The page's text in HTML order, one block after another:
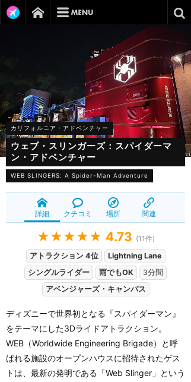
カリフォルニア・アドベンチャー
ウェブ・スリンガーズ：スパイダーマ
ン・アドベンチャー
WEB SLINGERS: A Spider-Man Adventure
詳細 クチコミ 場所 関連
★★★★★ 4.73 (11件)
アトラクション 4位
Lightning Lane
シングルライダー
雨でもOK
3分間
アベンジャーズ・キャンパス
ディズニーで世界初となる『スパイダーマン』
をテーマにした3Dライドアトラクション。
WEB（Worldwide Engineering Brigade）と呼
ばれる施設のオープンハウスに招待されたゲス
トは、最新の発明である「Web Slinger」という